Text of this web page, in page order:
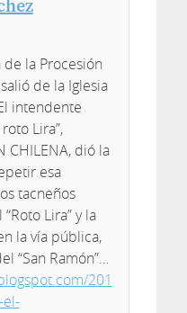
de la Procesión
de la Iglesia
intendente
Lira”,
CHILENA, dió la
esa
tacneños
Lira” y la
la vía pública,
“San Ramón”…
201
el-